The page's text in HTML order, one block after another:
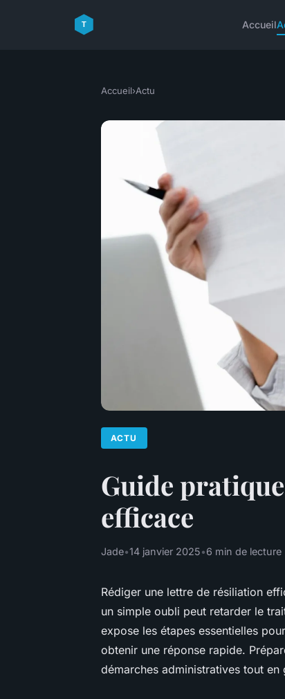
Accueil
Accueil›Actu
ACTU
Guide
efficace
Jade•14 janvier 2025•6 min de lecture
Rédiger une lettre de résiliation
un simple oubli peut retarder le
expose les étapes essentielles
obtenir une réponse rapide.
démarches administratives tout